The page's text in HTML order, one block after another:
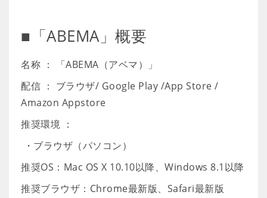
■「ABEMA」概要
名称 ： 「ABEMA（アベマ）」
配信 ： ブラウザ/ Google Play /App Store /
Amazon Appstore
推奨環境 ：
・ブラウザ（パソコン）
推奨OS：Mac OS X 10.10以降、Windows 8.1以降
推奨ブラウザ：Chrome最新版、Safari最新版